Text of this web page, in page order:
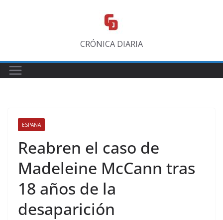
CRÓNICA DIARIA
ESPAÑA
Reabren el caso de
Madeleine McCann tras
18 años de la
desaparición